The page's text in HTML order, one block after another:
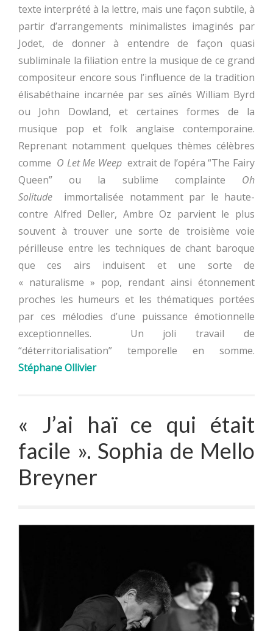
texte interprété à la lettre, mais une façon subtile, à
partir d’arrangements minimalistes imaginés par
Jodet, de donner à entendre de façon quasi
subliminale la filiation entre la musique de ce grand
compositeur encore sous l’influence de la tradition
élisabéthaine incarnée par ses aînés William Byrd
ou John Dowland, et certaines formes de la
musique pop et folk anglaise contemporaine.
Reprenant notamment quelques thèmes célèbres
comme O Let Me Weep extrait de l’opéra “The Fairy
Queen” ou la sublime complainte Oh
Solitude
immortalisée notamment par le haute-
contre Alfred Deller, Ambre Oz parvient le plus
souvent à trouver une sorte de troisième voie
périlleuse entre les techniques de chant baroque
que ces airs induisent et une sorte de
« naturalisme » pop, rendant ainsi étonnement
proches les humeurs et les thématiques portées
par ces mélodies d’une puissance émotionnelle
exceptionnelles. Un joli travail de
“déterritorialisation” temporelle en somme.
Stéphane Ollivier
« J’ai haï ce qui était
facile ». Sophia de Mello
Breyner